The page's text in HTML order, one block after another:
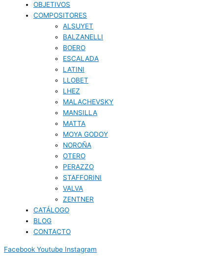
OBJETIVOS
COMPOSITORES
ALSUYET
BALZANELLI
BOERO
ESCALADA
LATINI
LLOBET
LHEZ
MALACHEVSKY
MANSILLA
MATTA
MOYA GODOY
NOROÑA
OTERO
PERAZZO
STAFFORINI
VALVA
ZENTNER
CATÁLOGO
BLOG
CONTACTO
Facebook Youtube Instagram